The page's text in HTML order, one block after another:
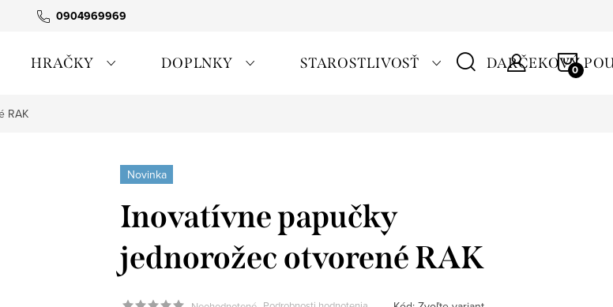
0904969969
expedícia Tovar skladom
HRAČKY DOPLNKY STAROSTLIVOSŤ DARČEKOVÝ
RAK
Novinka
Inovatívne papučky
jednorožec otvorené RAK